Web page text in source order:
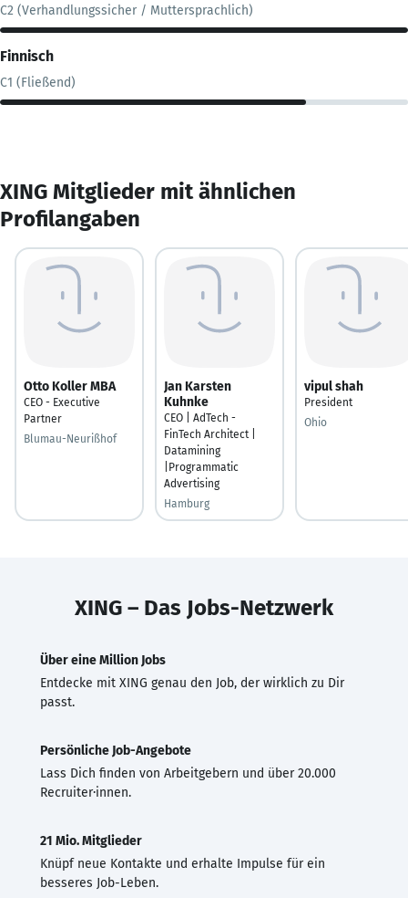
C2 (Verhandlungssicher / Muttersprachlich)
Finnisch
C1 (Fließend)
XING Mitglieder mit ähnlichen
Profilangaben
Otto Koller MBA
CEO - Executive
Partner
Blumau-Neurißhof
Jan Karsten
Kuhnke
CEO | AdTech -
FinTech Architect |
Datamining
|Programmatic
Advertising
Hamburg
vipul shah
President
Ohio
XING – Das Jobs-Netzwerk
Über eine Million Jobs
Entdecke mit XING genau den Job, der wirklich zu Dir
passt.
Persönliche Job-Angebote
Lass Dich finden von Arbeitgebern und über 20.000
Recruiter·innen.
21 Mio. Mitglieder
Knüpf neue Kontakte und erhalte Impulse für ein
besseres Job-Leben.